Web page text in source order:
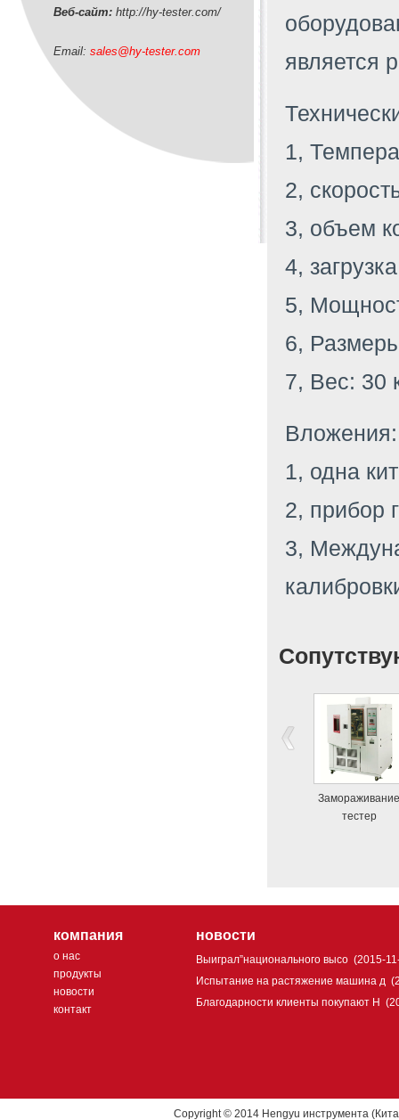
Веб-сайт: http://hy-tester.com/
Email: sales@hy-tester.com
является
1,
2,
3, объем
4,
5,
6,
7, Вес: 30
Вложения:
1, одна
2, прибор
3,
Замораживание
тестер
компания
о нас
продукты
новости
контакт
новости
Выиграл”национального высо (2015-
Испытание на растяжение машина д
Благодарности клиенты покупают H
Copyright © 2014 Hengyu инструмента